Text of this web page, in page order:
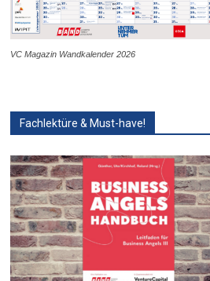
VC Magazin Wandkalender 2026
Fachlektüre & Must-have!